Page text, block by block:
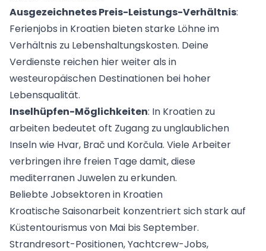
Ausgezeichnetes Preis-Leistungs-Verhältnis:
Ferienjobs in Kroatien bieten starke Löhne im
Verhältnis zu Lebenshaltungskosten. Deine
Verdienste reichen hier weiter als in
westeuropäischen Destinationen bei hoher
Lebensqualität.
Inselhüpfen-Möglichkeiten: In Kroatien zu
arbeiten bedeutet oft Zugang zu unglaublichen
Inseln wie Hvar, Brač und Korčula. Viele Arbeiter
verbringen ihre freien Tage damit, diese
mediterranen Juwelen zu erkunden.
Beliebte Jobsektoren in Kroatien
KroatischeSaisonarbeit konzentriert sich stark auf
Küstentourismus von Mai bis September.
Strandresort-Positionen, Yachtcrew-Jobs,